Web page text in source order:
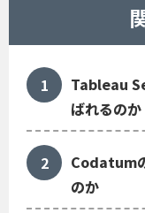
Tableau
ばれるのか
Codatum
のか